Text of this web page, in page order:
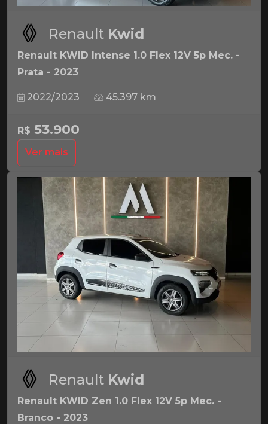
Renault Kwid
Renault KWID Intense 1.0 Flex 12V 5p Mec. -
Prata - 2023
2022/2023 45.397 km
R$ 53.900
Ver mais
Renault Kwid
Renault KWID Zen 1.0 Flex 12V 5p Mec. -
Branco - 2023